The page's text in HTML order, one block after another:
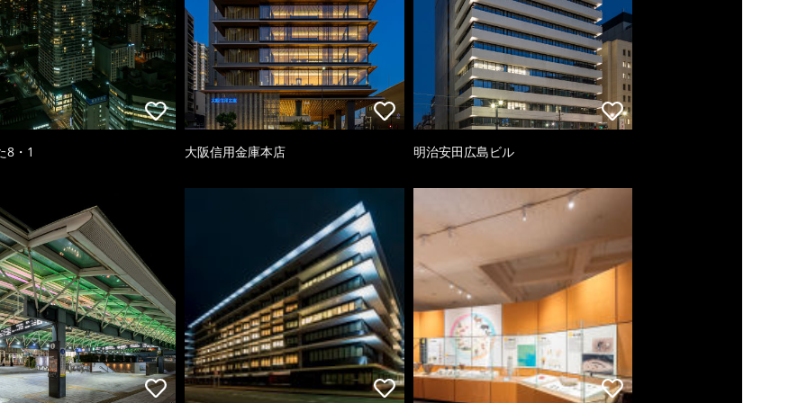
8・1 大阪信用金庫本店 明治安田広島ビル